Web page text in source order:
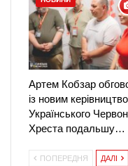
Артем Кобзар
із новим
Українського
Хреста подальшу…
ПОПЕРЕДНЯ ДАЛІ